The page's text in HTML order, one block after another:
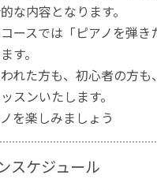
な内容となります。
ースでは「ピアノを弾き
す。
れた方も、初心者の方も
スンいたします。
を楽しみましょう
スケジュール